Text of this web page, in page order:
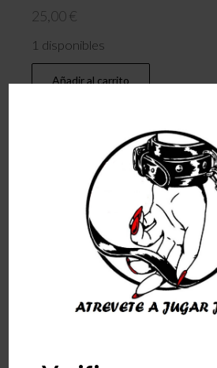
25,00€
1 disponibles
Añadir al carrito
Lenceria
Descripción
Descripción
TALLA:L